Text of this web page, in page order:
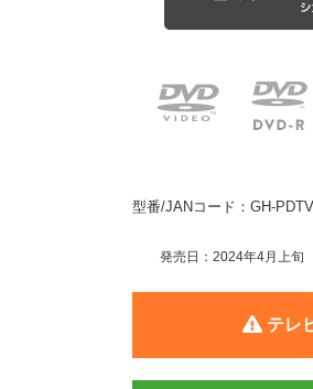
型番/JANコード：GH-
発売日：2024年4月上旬
テレ